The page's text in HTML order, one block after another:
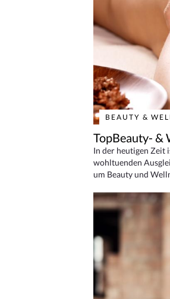
BEAUTY &
TopBeauty- &
In der heutigen Zeit
wohltuenden
um Beauty und